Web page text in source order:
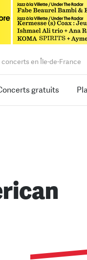
concerts en Île-de-France
gratuits